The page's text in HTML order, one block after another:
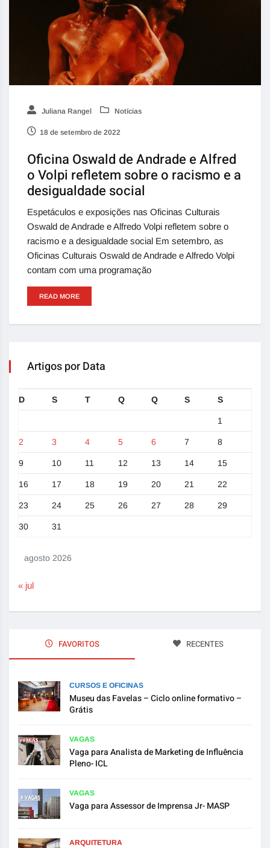
Juliana Rangel Notícias
18 de setembro de 2022
Oficina Oswald de Andrade e Alfred
o Volpi refletem sobre o racismo e a
desigualdade social
Espetáculos e exposições nas Oficinas Culturais
Oswald de Andrade e Alfredo Volpi refletem sobre o
racismo e a desigualdade social Em setembro, as
Oficinas Culturais Oswald de Andrade e Alfredo Volpi
contam com uma programação
READ MORE
Artigos por Data
agosto 2026
D S T Q Q S S
1
2 3 4 5 6 7 8
9 10 11 12 13 14 15
16 17 18 19 20 21 22
23 24 25 26 27 28 29
30 31
« jul
FAVORITOS RECENTES
CURSOS E OFICINAS
Museu das Favelas – Ciclo online formativo –
Grátis
VAGAS
Vaga para Analista de Marketing de Influência
Pleno- ICL
VAGAS
Vaga para Assessor de Imprensa Jr- MASP
ARQUITETURA